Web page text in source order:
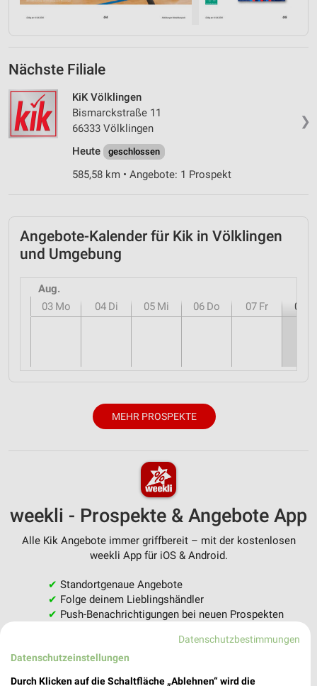
Nächste Filiale
❯
KiK Völklingen
Bismarckstraße 11
66333 Völklingen
Heute
geschlossen
585,58 km • Angebote: 1 Prospekt
Angebote-Kalender für Kik in Völklingen
und Umgebung
Aug.
03 Mo 04 Di 05 Mi 06 Do 07 Fr 08
MEHR PROSPEKTE
weekli - Prospekte & Angebote App
Alle Kik Angebote immer griffbereit – mit der kostenlosen
weekli App für iOS & Android.
✔ Standortgenaue Angebote
✔ Folge deinem Lieblingshändler
✔ Push-Benachrichtigungen bei neuen Prospekten
JETZT LADEN UND SPAREN!
Datenschutzbestimmungen
Datenschutzeinstellungen
Durch Klicken auf die Schaltfläche „Ablehnen“ wird die